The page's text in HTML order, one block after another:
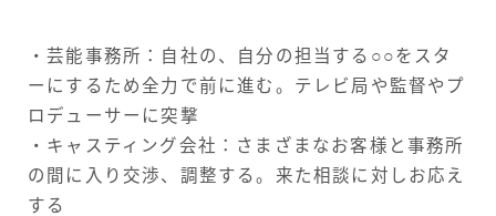
・芸能事務所：自社の、自分の担当する○○をスタ
ーにするため全力で前に進む。テレビ局や監督やプ
ロデューサーに突撃
・キャスティング会社：さまざまなお客様と事務所
の間に入り交渉、調整する。来た相談に対しお応え
する